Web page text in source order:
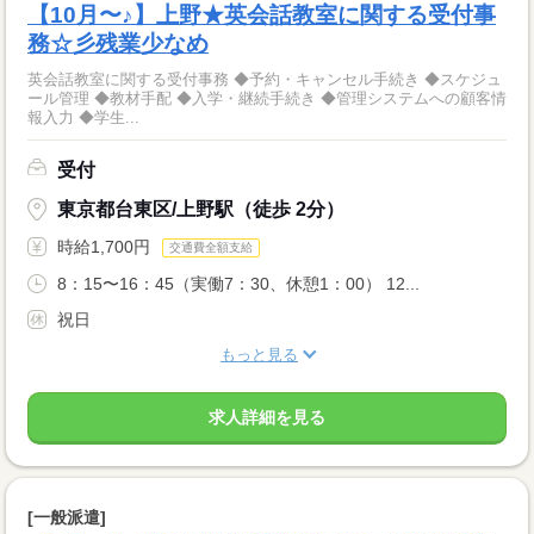
【10月〜♪】上野★英会話教室に関する受付事
務☆彡残業少なめ
英会話教室に関する受付事務 ◆予約・キャンセル手続き ◆スケジュ
ール管理 ◆教材手配 ◆入学・継続手続き ◆管理システムへの顧客情
報入力 ◆学生...
受付
東京都台東区/上野駅（徒歩 2分）
時給1,700円 交通費全額支給
8：15〜16：45（実働7：30、休憩1：00） 12...
祝日
もっと見る
求人詳細を見る
[一般派遣]